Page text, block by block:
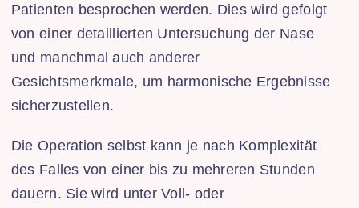
Patienten besprochen werden. Dies wird gefolgt
von einer detaillierten Untersuchung der Nase
und manchmal auch anderer
Gesichtsmerkmale, um harmonische Ergebnisse
sicherzustellen.
Die Operation selbst kann je nach Komplexität
des Falles von einer bis zu mehreren Stunden
dauern. Sie wird unter Voll- oder